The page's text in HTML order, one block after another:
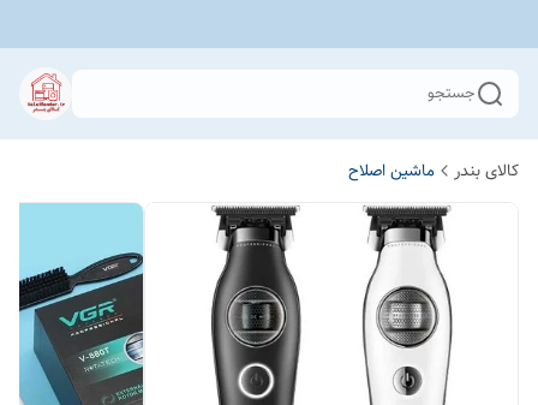
جستجو
کالای بندر ماشین اصلاح